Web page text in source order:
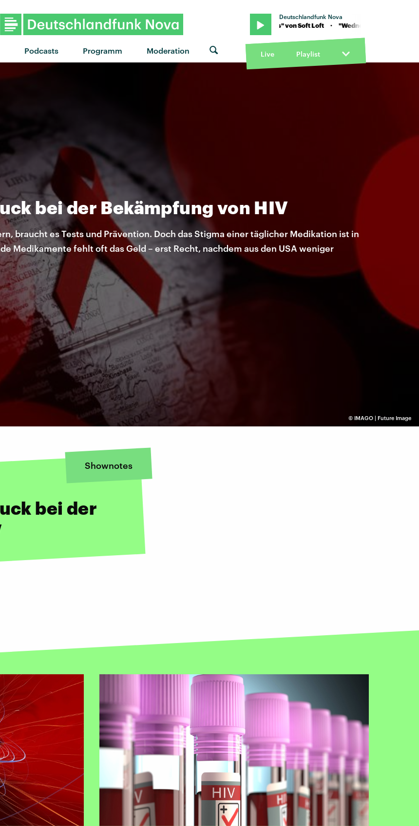
Podcasts Programm Moderation
Deutschlandfunk Nova
"Wednesdays" von Soft Loft · "Wednesdays" von Soft Loft · "Wednesdays" von Soft Loft
Live Playlist
© IMAGO | Future Image
bei der Bekämpfung von HIV
braucht es Tests und Prävention. Doch das Stigma einer täglicher Medikation ist in
Medikamente fehlt oft das Geld – erst Recht, nachdem aus den USA weniger
Shownotes
bei der